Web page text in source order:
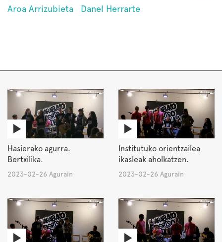
Aroa Arrizubieta Danel Herrarte
Hasierako agurra.
Bertxilika.
2023-02-26 Agurain
Institutuko orientzailea
ikasleak aholkatzen.
2023-02-26 Agurain